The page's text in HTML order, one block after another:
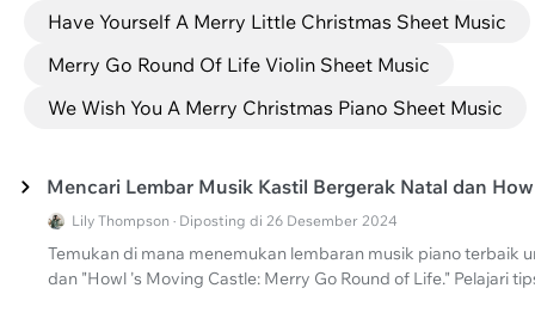
Have Yourself A Merry Little Christmas Sheet Music
Merry Go Round Of Life Violin Sheet Music
We Wish You A Merry Christmas Piano Sheet Music
Mencari Lembar Musik Kastil Bergerak Natal dan
Lily Thompson · Diposting di 26 Desember 2024
Temukan di mana menemukan lembaran musik piano terbaik
dan "Howl 's Moving Castle: Merry Go Round of Life." Pelajari